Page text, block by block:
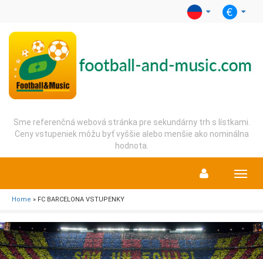
Sme referenčná webová stránka pre sekundárny trh s lístkami.
Ceny vstupeniek môžu byť vyššie alebo menšie ako nominálna
hodnota.
Menu
Home » FC BARCELONA VSTUPENKY